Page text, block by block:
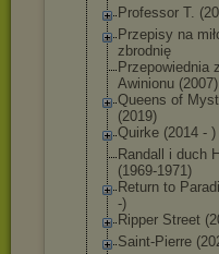
Professor T.
Przepisy na
zbrodnię
Przepowiednia z
Awinionu (2007)
Queens of
(2019)
Quirke (2014 - )
Randall i duch
(1969-1971)
Return to
-)
Ripper Street
Saint-Pierre